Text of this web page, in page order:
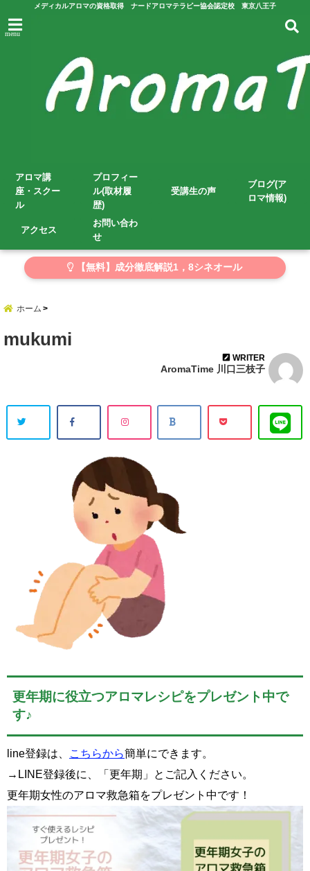
メディカルアロマの資格取得 ナードアロマテラピー協会認定校 東京八王子
menu
アロマ講
座・スクー
ル
プロフィー
ル(取材履
歴)
受講生の声
ブログ(ア
ロマ情報)
アクセス
お問い合わ
せ
【無料】成分徹底解説1，8シネオール
ホーム
mukumi
WRITER
AromaTime 川口三枝子
更年期に役立つアロマレシピをプレゼント中で
す♪
line登録は、 こちらから簡単にできます。
→LINE登録後に、「更年期」とご記入ください。
更年期女性のアロマ救急箱をプレゼント中です！